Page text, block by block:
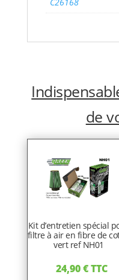
de
Kit d’entretien spécial
filtre à air en fibre de
vert ref NH01
24,90€TTC